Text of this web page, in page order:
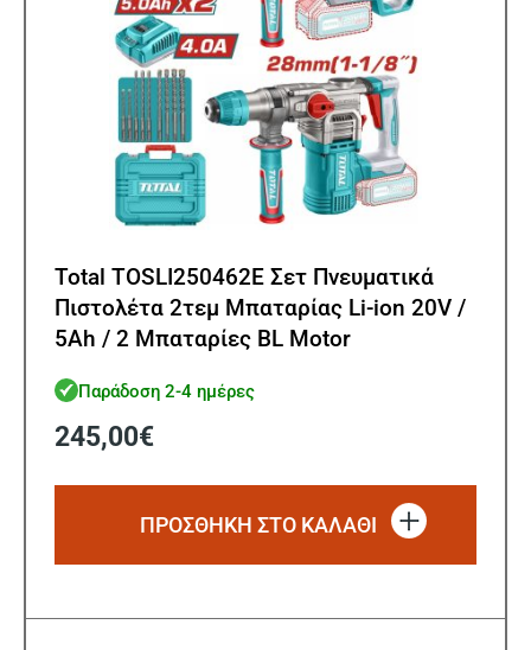
Total TOSLI250462E Σετ Πνευματικά
Πιστολέτα 2τεμ Μπαταρίας Li-ion 20V /
5Ah / 2 Μπαταρίες BL Motor
Παράδοση 2-4 ημέρες
245,00€
ΠΡΟΣΘΗΚΗ ΣΤΟ ΚΑΛΑΘΙ